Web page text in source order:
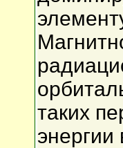
таких
энергии